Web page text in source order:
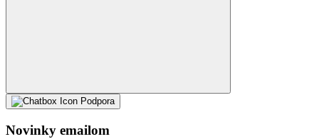
Podpora
Novinky emailom